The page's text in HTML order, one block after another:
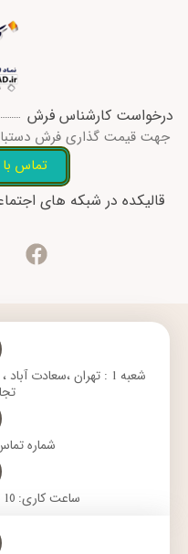
درخواست کارشناس فرش
جهت قیمت گذاری فرش
تماس
قالیکده در شبکه های F
c
e
o
شعبه 1 : تهران ،سعادت
شماره تماس: 8-
ساعت کاری: 10 تا 21 - جمعه ها تعطیل